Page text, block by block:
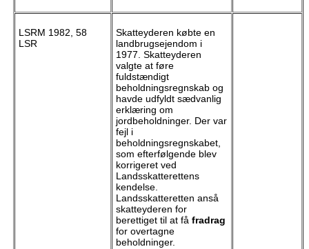
LSRM 1982, 58
LSR
Skatteyderen købte en
landbrugsejendom i
1977. Skatteyderen
valgte at føre
fuldstændigt
beholdningsregnskab og
havde udfyldt sædvanlig
erklæring om
jordbeholdninger. Der var
fejl i
beholdningsregnskabet,
som efterfølgende blev
korrigeret ved
Landsskatterettens
kendelse.
Landsskatteretten anså
skatteyderen for
berettiget til at få fradrag
for overtagne
beholdninger.